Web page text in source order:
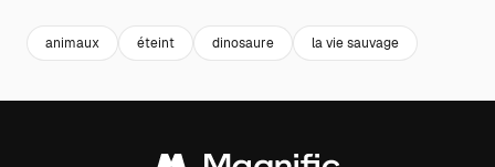
animaux éteint dinosaure la vie sauvage